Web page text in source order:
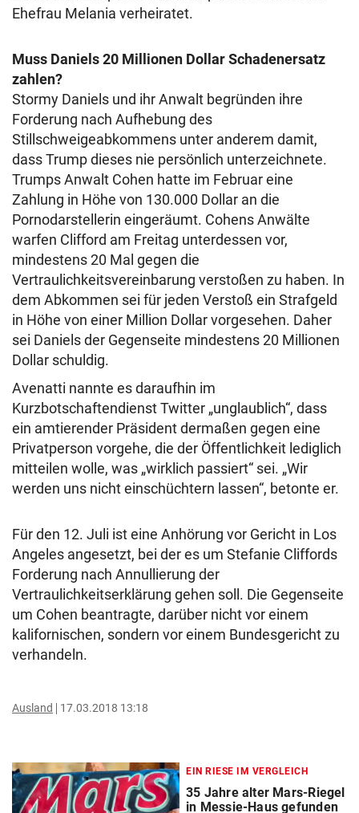
Ehefrau Melania verheiratet.
Muss Daniels 20 Millionen Dollar Schadenersatz
zahlen?
Stormy Daniels und ihr Anwalt begründen ihre
Forderung nach Aufhebung des
Stillschweigeabkommens unter anderem damit,
dass Trump dieses nie persönlich unterzeichnete.
Trumps Anwalt Cohen hatte im Februar eine
Zahlung in Höhe von 130.000 Dollar an die
Pornodarstellerin eingeräumt. Cohens Anwälte
warfen Clifford am Freitag unterdessen vor,
mindestens 20 Mal gegen die
Vertraulichkeitsvereinbarung verstoßen zu haben. In
dem Abkommen sei für jeden Verstoß ein Strafgeld
in Höhe von einer Million Dollar vorgesehen. Daher
sei Daniels der Gegenseite mindestens 20 Millionen
Dollar schuldig.
Avenatti nannte es daraufhin im
Kurzbotschaftendienst Twitter „unglaublich“, dass
ein amtierender Präsident dermaßen gegen eine
Privatperson vorgehe, die der Öffentlichkeit lediglich
mitteilen wolle, was „wirklich passiert“ sei. „Wir
werden uns nicht einschüchtern lassen“, betonte er.
Für den 12. Juli ist eine Anhörung vor Gericht in Los
Angeles angesetzt, bei der es um Stefanie Cliffords
Forderung nach Annullierung der
Vertraulichkeitserklärung gehen soll. Die Gegenseite
um Cohen beantragte, darüber nicht vor einem
kalifornischen, sondern vor einem Bundesgericht zu
verhandeln.
Ausland 17.03.2018 13:18
EIN RIESE IM VERGLEICH
35 Jahre alter Mars-Riegel
in Messie-Haus gefunden